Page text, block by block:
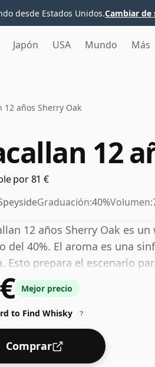
desde Estados Unidos.Cambiar de
Japón USA Mundo Más
12 años Sherry Oak
12
por 81 €
Graduación:40%Volumen:
12 años Sherry Oak es
del 40%. El aroma es una
Esto prepara el escenario
pasas y jerez enriquecido.
matices especiados de
Mejor precio
to Find Whisky ?
Comprar